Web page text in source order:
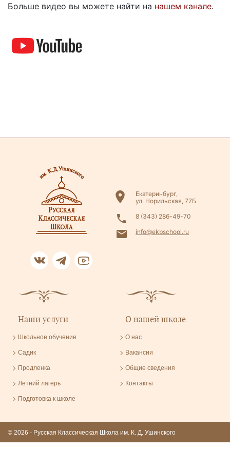
Больше видео вы можете найти на нашем канале.
Екатеринбург,
ул. Норильская, 77Б
8 (343) 286-49-70
info@ekbschool.ru
Наши услуги
Школьное обучение
Садик
Продленка
Летний лагерь
Подготовка к школе
О нашей школе
О нас
Вакансии
Общие сведения
Контакты
© 2026 - Русская Классическая Школа им. К. Д. Ушинского